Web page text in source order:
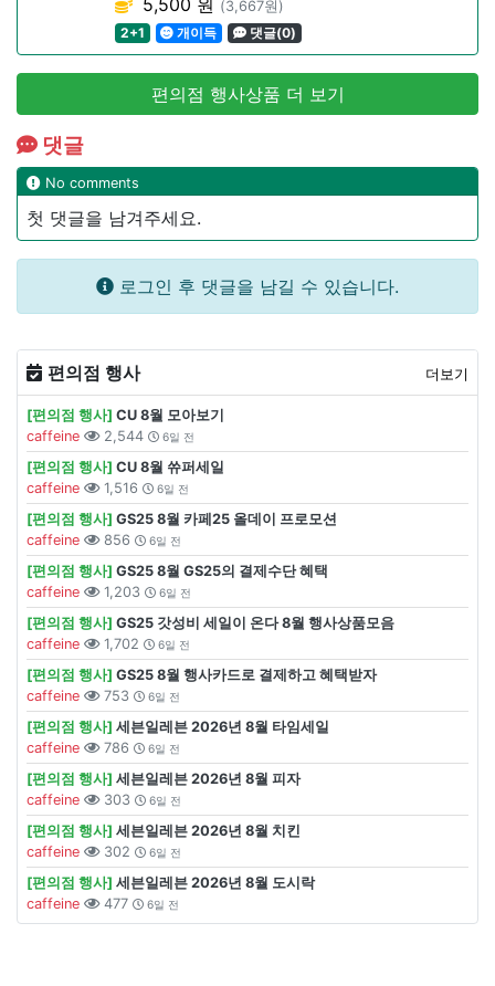
5,500 원 (3,667원)
2+1
개이득 댓글(0)
편의점 행사상품 더 보기
댓글
No comments
첫 댓글을 남겨주세요.
로그인 후 댓글을 남길 수 있습니다.
편의점 행사 더보기
[편의점 행사] CU 8월 모아보기
caffeine
2,544 6일 전
[편의점 행사] CU 8월 쓔퍼세일
caffeine
1,516 6일 전
[편의점 행사] GS25 8월 카페25 올데이 프로모션
caffeine
856 6일 전
[편의점 행사] GS25 8월 GS25의 결제수단 혜택
caffeine
1,203 6일 전
[편의점 행사] GS25 갓성비 세일이 온다 8월 행사상품모음
caffeine
1,702 6일 전
[편의점 행사] GS25 8월 행사카드로 결제하고 혜택받자
caffeine
753 6일 전
[편의점 행사] 세븐일레븐 2026년 8월 타임세일
caffeine
786 6일 전
[편의점 행사] 세븐일레븐 2026년 8월 피자
caffeine
303 6일 전
[편의점 행사] 세븐일레븐 2026년 8월 치킨
caffeine
302 6일 전
[편의점 행사] 세븐일레븐 2026년 8월 도시락
caffeine
477 6일 전